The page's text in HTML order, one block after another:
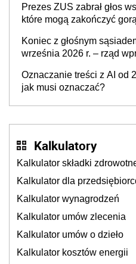
Prezes ZUS zabrał głos
które mogą zakończyć
Koniec z głośnym
września 2026 r. – rząd
Oznaczanie treści z AI od
jak musi oznaczać?
Kalkulatory
Kalkulator składki
Kalkulator dla
Kalkulator wynagrodzeń
Kalkulator umów zlecenia
Kalkulator umów o dzieło
Kalkulator kosztów energii